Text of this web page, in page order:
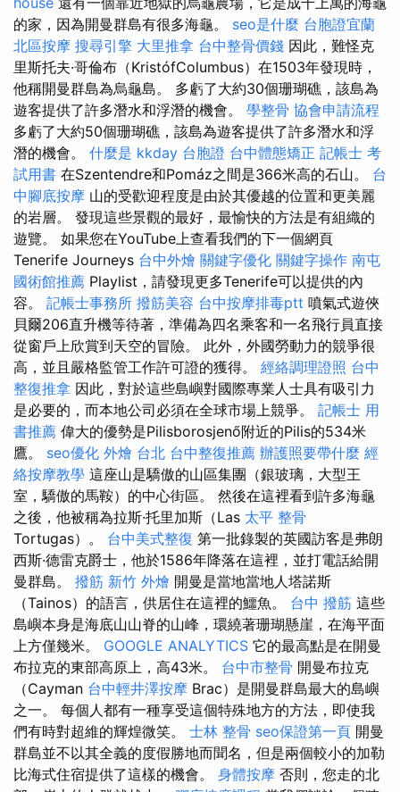
的家，因為開曼群島有很多海龜。 seo是什麼 台胞證宜蘭
北區按摩 搜尋引擎 大里推拿 台中整骨價錢 因此，難怪克
里斯托夫·哥倫布（KristófColumbus）在1503年發現時，
他稱開曼群島為烏龜島。 多虧了大約30個珊瑚礁，該島為
遊客提供了許多潛水和浮潛的機會。 學整骨 協會申請流程
多虧了大約50個珊瑚礁，該島為遊客提供了許多潛水和浮
潛的機會。 什麼是 kkday 台胞證 台中體態矯正 記帳士 考
試用書 在Szentendre和Pomáz之間是366米高的石山。 台
中腳底按摩 山的受歡迎程度是由於其優越的位置和更美麗
的岩層。 發現這些景觀的最好，最愉快的方法是有組織的
遊覽。 如果您在YouTube上查看我們的下一個網頁
Tenerife Journeys 台中外燴 關鍵字優化 關鍵字操作 南屯
國術館推薦 Playlist，請發現更多Tenerife可以提供的內
容。 記帳士事務所 撥筋美容 台中按摩排毒ptt 噴氣式遊俠
貝爾206直升機等待著，準備為四名乘客和一名飛行員直接
從窗戶上欣賞到天空的冒險。 此外，外國勞動力的競爭很
高，並且嚴格監管工作許可證的獲得。 經絡調理證照 台中
整復推拿 因此，對於這些島嶼對國際專業人士具有吸引力
是必要的，而本地公司必須在全球市場上競爭。 記帳士 用
書推薦 偉大的優勢是Pilisborosjenő附近的Pilis的534米
鷹。 seo優化 外燴 台北 台中整復推薦 辦護照要帶什麼 經
絡按摩教學 這座山是驕傲的山區集團（銀玻璃，大型王
室，驕傲的馬鞍）的中心街區。 然後在這裡看到許多海龜
之後，他被稱為拉斯·托里加斯（Las 太平 整骨
Tortugas）。 台中美式整復 第一批錄製的英國訪客是弗朗
西斯·德雷克爵士，他於1586年降落在這裡，並打電話給開
曼群島。 撥筋 新竹 外燴 開曼是當地當地人塔諾斯
（Tainos）的語言，供居住在這裡的鱷魚。 台中 撥筋 這些
島嶼本身是海底山山脊的山峰，環繞著珊瑚懸崖，在海平面
上方僅幾米。 GOOGLE ANALYTICS 它的最高點是在開曼
布拉克的東部高原上，高43米。 台中市整骨 開曼布拉克
（Cayman 台中輕井澤按摩 Brac）是開曼群島最大的島嶼
之一。 每個人都有一種享受這個特殊地方的方法，即使我
們有時對超維的輝煌微笑。 士林 整骨 seo保證第一頁 開曼
群島並不以其全義的度假勝地而聞名，但是兩個較小的加勒
比海式住宿提供了這樣的機會。 身體按摩 否則，您走的北